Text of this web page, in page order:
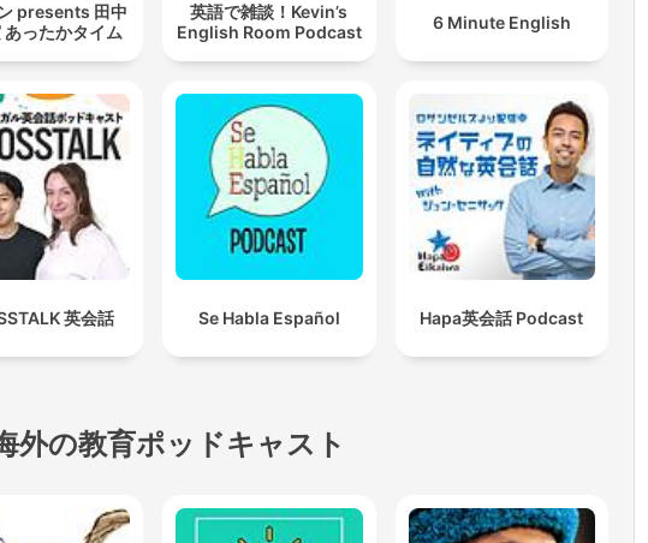
presents 田中
あったかタイム
英語で雑談！Kevin’s
English Room Podcast
6 Minute English
英会話 Se Habla Español Hapa英会話 Podcast
外の教育ポッドキャスト